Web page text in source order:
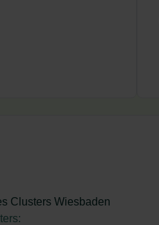
Clusters Wiesbaden